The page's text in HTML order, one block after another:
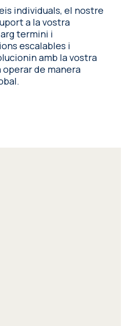
individuals, el nostre
a la vostra
termini i
escalables i
amb la vostra
operar de manera